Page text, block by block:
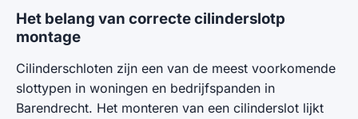
Het belang van correcte cilinderslotp
montage
Cilinderschloten zijn een van de meest voorkomende
slottypen in woningen en bedrijfspanden in
Barendrecht. Het monteren van een cilinderslot lijkt